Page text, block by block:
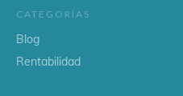
CATEGORÍAS
Blog
Rentabilidad